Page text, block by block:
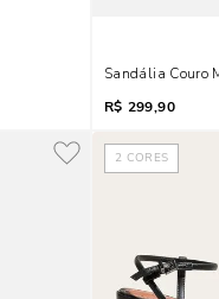
Sandália Couro
R$ 299,90
2 CORES